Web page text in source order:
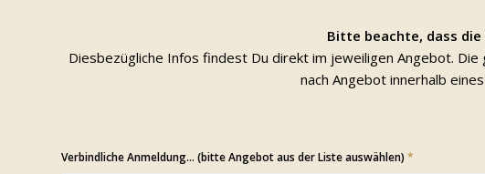
Bitte beachte, dass
Diesbezügliche Infos findest Du direkt im jeweiligen Angebot.
nach Angebot innerhalb
Verbindliche Anmeldung... (bitte Angebot aus der Liste auswählen) *